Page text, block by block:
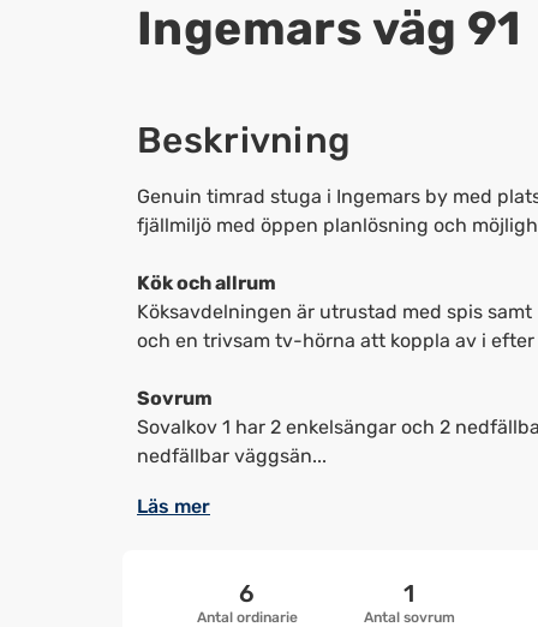
Ingemars väg 91
Beskrivning
Genuin timrad stuga i Ingemars by med
fjällmiljö med öppen planlösning och
Kök och allrum
Köksavdelningen är utrustad med spis
och en trivsam tv-hörna att koppla av i
Sovrum
Sovalkov 1 har 2 enkelsängar och 2
nedfällbar väggsän...
Läs mer
Antal ordinarie
6
Antal sovrum
1